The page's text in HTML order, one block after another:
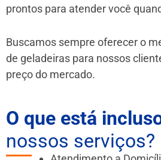
prontos para atender você
Buscamos sempre oferecer o
de geladeiras para nossos
preço do mercado.
O que está
nossos serviços?